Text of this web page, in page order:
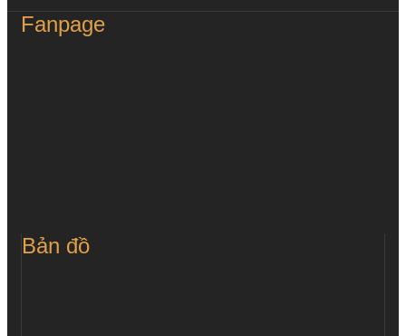
Fanpage
Bản đồ